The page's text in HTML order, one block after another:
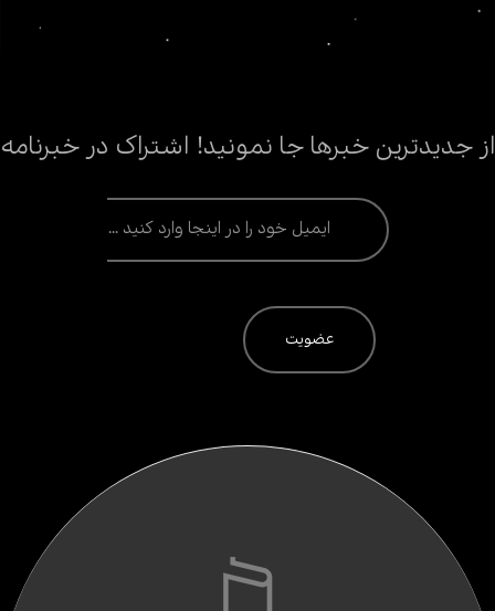
از جدیدترین خبرها جا نمونید! اشتراک در خبرنامه